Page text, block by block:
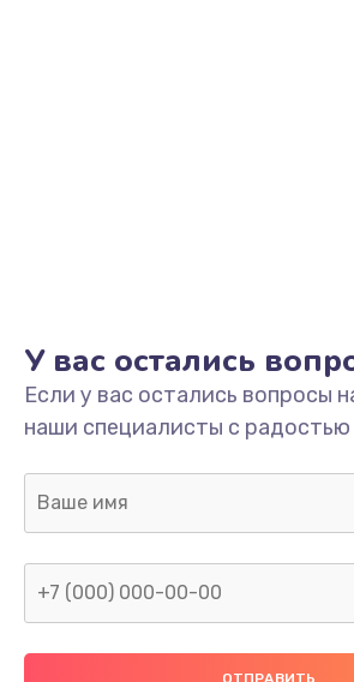
У вас остались
Если у вас остались вопросы
наши специалисты с радостью